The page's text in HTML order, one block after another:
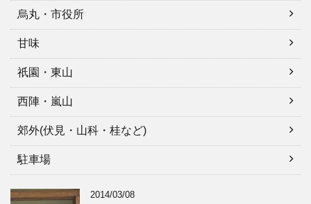
烏丸・市役所
甘味
祇園・東山
西陣・嵐山
郊外(伏見・山科・桂など)
駐車場
2014/03/08